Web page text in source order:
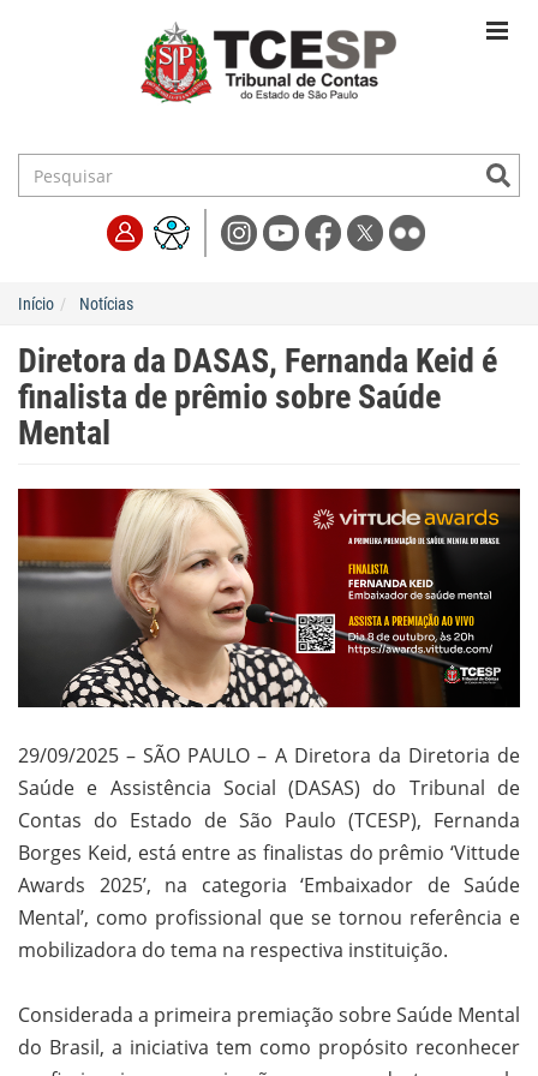
Início Notícias
Diretora da DASAS, Fernanda Keid é
finalista de prêmio sobre Saúde
Mental
29/09/2025 – SÃO PAULO – A Diretora da Diretoria de
Saúde e Assistência Social (DASAS) do Tribunal de
Contas do Estado de São Paulo (TCESP), Fernanda
Borges Keid, está entre as finalistas do prêmio ‘Vittude
Awards 2025’, na categoria ‘Embaixador de Saúde
Mental’, como profissional que se tornou referência e
mobilizadora do tema na respectiva instituição.
Considerada a primeira premiação sobre Saúde Mental
do Brasil, a iniciativa tem como propósito reconhecer